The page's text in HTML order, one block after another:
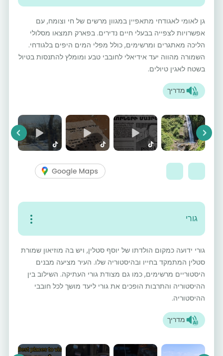
גן לאומי לאגודחי מתאפיין במגוון מרשים של חי וצומח, עם
אפשרויות לצפייה בבעלי חיים נדירים. בפארק תמצאו מסלולי
הליכה מאתגרים ומרשימים, כולל מפלי המים היפים בלגודחי.
השמורה מהווה יעד אידיאלי לחובבי טבע ומומלץ להתנסות בטיול
בשטח לאגין טיולים.
מדריך
Next
גורי
גורי ידועה כמקום הולדתו של יוסף סטלין, ויש בה מוזיאון שמורת
סטלין המתמקד בחייו ובהיסטוריה שלו. העיר מציעה מבנים
היסטוריים מרשימים, כמו גם מצודת גורי העתיקה. השילוב בין
ההיסטוריה והתרבות הופכים את גורי ליעד מושך לכל חובבי
ההיסטוריה.
מדריך